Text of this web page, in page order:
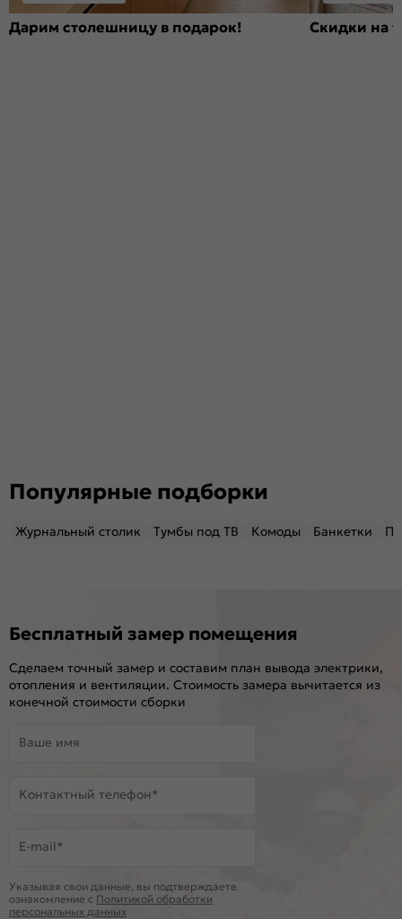
Дарим столешницу в подарок! Скидки на
Популярные подборки
Журнальный столик Тумбы под ТВ Комоды Банкетки
Бесплатный замер помещения
Сделаем точный замер и составим план вывода электрики,
отопления и вентиляции. Стоимость замера вычитается из
конечной стоимости сборки
Ваше имя
Контактный телефон*
E-mail*
Указывая свои данные, вы подтверждаете
ознакомление c Политикой обработки
персональных данных